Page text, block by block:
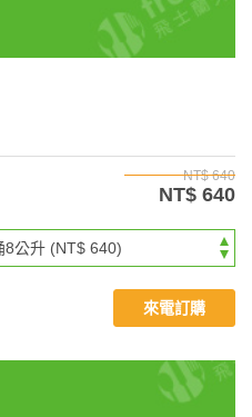
NT$ 640
NT$ 640
來電訂購